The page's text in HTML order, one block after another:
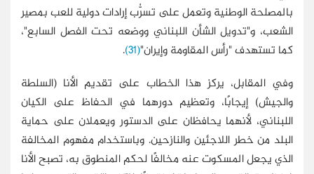
بالمصلحة الوطنية وتعمل على تسرُّب إرادات دولية للعب بمصير
الشعب، و"تدويل الشأن اللبناني ووضعه تحت الفصل السابع"،
كما تستهدف "رأس المقاومة وإيران"(31)
.
وفي المقابل، يركز هذا الخطاب على تقديم الأنا (السلطة
والجيش) إيجابًا، وتعظيم دورهما في الحفاظ على الكيان
اللبناني، لأنهما يحافظان على الدستور ويعملان على حماية
البلد من خطر اللاجئين والنازحين. وباستخدام مفهوم المخالفة
الذي يجعل المسكوت عنه مخالفًا لحكم المنطوق به، تصبح الأنا